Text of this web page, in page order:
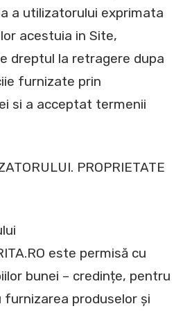
a utilizatorului exprimata
acestuia in Site,
dreptul la retragere dupa
furnizate prin
si a acceptat termenii
PROPRIETATE
este permisă cu
bunei – credințe, pentru
produselor și